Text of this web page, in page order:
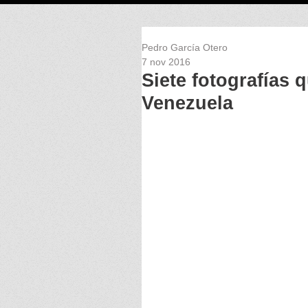
Siete fotografías
Venezuela
Pedro García Otero
7 nov 2016